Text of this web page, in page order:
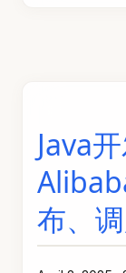
Java
布、